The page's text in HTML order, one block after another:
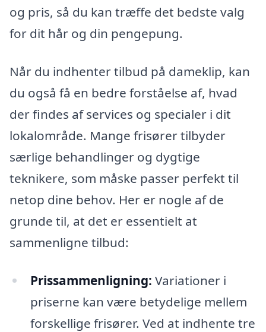
og pris, så du kan træffe det bedste valg
for dit hår og din pengepung.
Når du indhenter tilbud på dameklip, kan
du også få en bedre forståelse af, hvad
der findes af services og specialer i dit
lokalområde. Mange frisører tilbyder
særlige behandlinger og dygtige
teknikere, som måske passer perfekt til
netop dine behov. Her er nogle af de
grunde til, at det er essentielt at
sammenligne tilbud:
Prissammenligning: Variationer i
priserne kan være betydelige mellem
forskellige frisører. Ved at indhente tre